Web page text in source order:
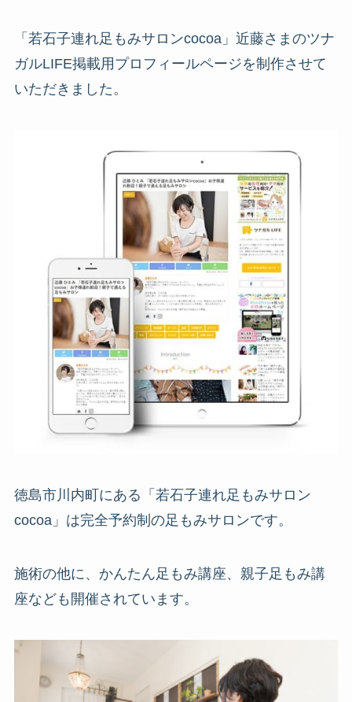
「若石子連れ足もみサロンcocoa」近藤さまのツナ
ガルLIFE掲載用プロフィールページを制作させて
いただきました。
徳島市川内町にある「若石子連れ足もみサロン
cocoa」は完全予約制の足もみサロンです。
施術の他に、かんたん足もみ講座、親子足もみ講
座なども開催されています。